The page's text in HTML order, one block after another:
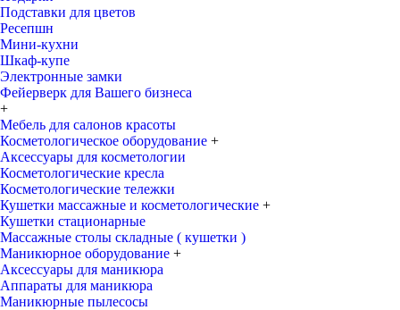
Подставки для цветов
Ресепшн
Мини-кухни
Шкаф-купе
Электронные замки
Фейерверк для Вашего бизнеса
+
Мебель для салонов красоты
Косметологическое оборудование +
Аксессуары для косметологии
Косметологические кресла
Косметологические тележки
Кушетки массажные и косметологические +
Кушетки стационарные
Массажные столы складные ( кушетки )
Маникюрное оборудование +
Аксессуары для маникюра
Аппараты для маникюра
Маникюрные пылесосы